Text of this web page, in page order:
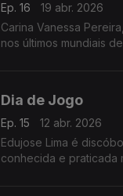
Ep. 16
19 abr. 2026
Carina Vanessa
nos últimos mundiais
Dia de Jogo
Ep. 15
12 abr. 2026
Edujose Lima é
conhecida e praticada